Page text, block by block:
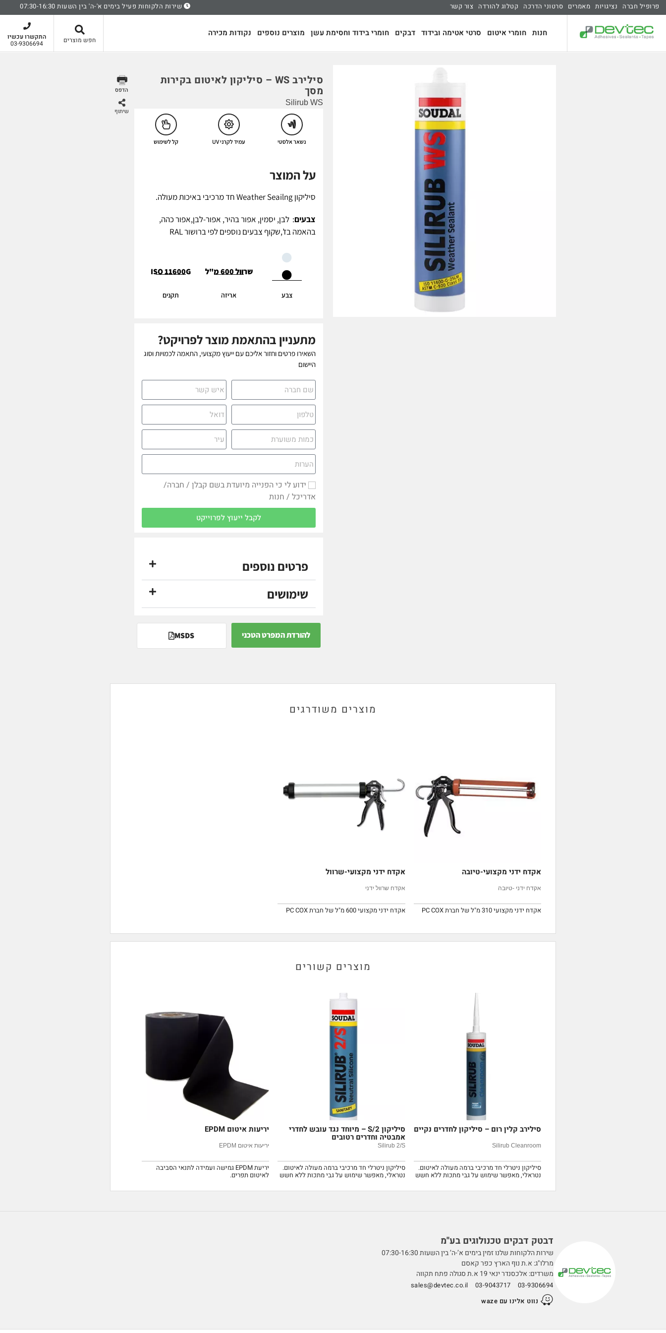
פרופיל חברה נציגויות מאמרים סרטוני הדרכה קטלוג להורדה צור קשר שירות הלקוחות פעיל בימים א'-ה' בין השעות 07:30-16:30
חנות חומרי איטום סרטי אטימה ובידוד דבקים חומרי בידוד וחסימת עשן מוצרים נוספים נקודות מכירה
חפש מוצרים התקשרו עכשיו
03-9306694
שיתוף
סילירב WS – סיליקון לאיטום בקירות
מסך
הדפס
Silirub WS
נשאר אלסטי עמיד לקרני UV קל לשימוש
על המוצר
סיליקון Weather Seailng חד מרכיבי באיכות מעולה.
צבעים: לבן, יסמין, אפור בהיר, אפור-לבן,אפור כהה,
בהאמה בז’,שקוף צבעים נוספים לפי ברושור RAL
צבע
שרוול 600 מ"ל
אריזה
ISO 11600G
תקנים
מתעניין בהתאמת מוצר לפרויקט?
השאירו פרטים וחזור אליכם עם ייעוץ מקצועי, התאמה לכמויות וסוג
היישום
ידוע לי כי הפנייה מיועדת בשם קבלן / חברה/
אדריכל / חנות
לקבל ייעוץ לפרוייקט
פרטים נוספים
שימושים
להורדת המפרט הטכני MSDS
מוצרים משודרגים
אקדח ידני מקצועי-טיובה
אקדח ידני -טיובה
אקדח ידני מקצועי 310 מ"ל של חברת PC COX
אקדח ידני מקצועי-שרוול
אקדח שרוול ידני
אקדח ידני מקצועי 600 מ"ל של חברת PC COX
מוצרים קשורים
סילירב קלין רום – סיליקון לחדרים נקיים
Silirub Cleanroom
סיליקון ניטרלי חד מרכיבי ברמה מעולה לאיטום.
נטראלי, מאפשר שימוש על גבי מתכות ללא חשש
סיליקון 2/S – מיוחד נגד עובש לחדרי
אמבטיה וחדרים רטובים
Silirub 2/S
סיליקון ניטרלי חד מרכיבי ברמה מעולה לאיטום.
נטראלי, מאפשר שימוש על גבי מתכות ללא חשש
יריעות איטום EPDM
יריעות איטום EPDM
יריעת EPDM גמישה ועמידה לתנאי הסביבה
לאיטום תפרים.
דבטק דבקים טכנולוגים בע''מ
שירות הלקוחות שלנו זמין בימים א’-ה’ בין השעות 07:30-16:30
מרלו"ג: א.ת נוף הארץ כפר קאסם
משרדים: אלכסנדר ינאי 19 א.ת סגולה פתח תקווה
03-9306694
03-9043717
sales@devtec.co.il
נווט אלינו עם waze
סל קניות